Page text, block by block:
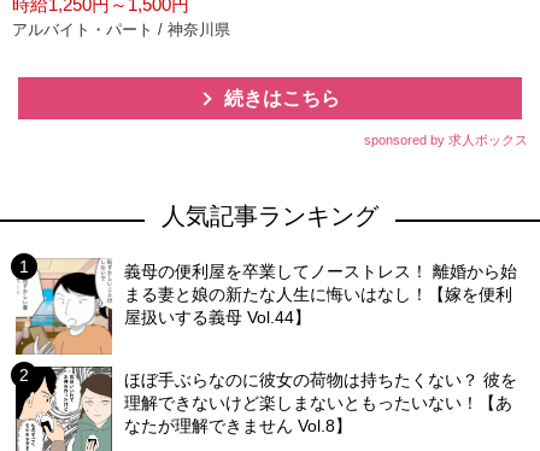
アルバイト・パート / 神奈川県
続きはこちら
sponsored by 求人ボックス
人気記事ランキング
義母の便利屋を卒業してノーストレス！ 離婚から始
まる妻と娘の新たな人生に悔いはなし！【嫁を便利
屋扱いする義母 Vol.44】
ほぼ手ぶらなのに彼女の荷物は持ちたくない？ 彼を
理解できないけど楽しまないともったいない！【あ
なたが理解できません Vol.8】